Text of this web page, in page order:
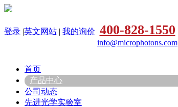
登录 |英文网站 | 我的询价 400-828-1550
info@microphotons.com
首页
产品中心
公司动态
先进光学实验室